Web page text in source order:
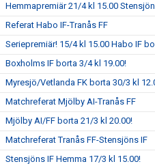
Hemmapremiär 21/4 kl 15.00
Referat Habo IF-Tranås FF
Seriepremiär! 15/4 kl 15.00 Habo IF
Boxholms IF borta 3/4 kl 19.00!
Myresjö/Vetlanda FK borta 30/3 kl
Matchreferat Mjölby AI-Tranås FF
Mjölby AI/FF borta 21/3 kl 20.00!
Matchreferat Tranås FF-Stensjöns IF
Stensjöns IF Hemma 17/3 kl 15.00!